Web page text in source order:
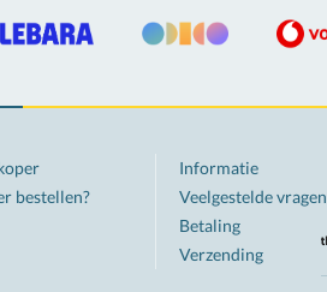
bestellen?
Informatie
Veelgestelde vragen
Betaling
Verzending